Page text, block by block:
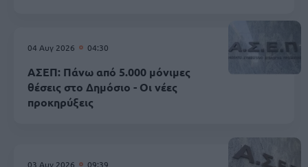
04 Αυγ 2026 04:30
ΑΣΕΠ: Πάνω από 5.000 μόνιμες
θέσεις στο Δημόσιο - Οι νέες
προκηρύξεις
03 Αυγ 2026 09:39